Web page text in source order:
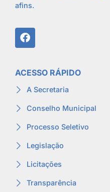
afins.
ACESSO RÁPIDO
A Secretaria
Conselho Municipal
Processo Seletivo
Legislação
Licitações
Transparência